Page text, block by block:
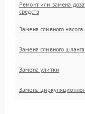
Ремонт или замена
средств
Замена сливного насоса
Замена сливного шланга
Замена улитки
Замена